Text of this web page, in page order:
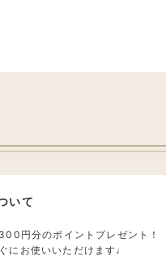
いて
円分のポイントプレゼント！
にお使いいただけます♩